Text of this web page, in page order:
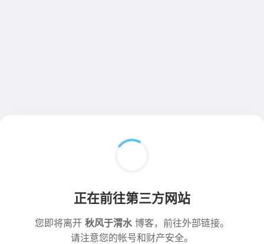
正在前往第三方网站
您即将离开 秋风于渭水博客，前往外部链接。
请注意您的帐号和财产安全。